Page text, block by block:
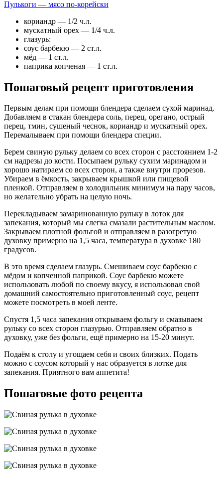
Пулькоги — мясо по-корейски
кориандр — 1/2 ч.л.
мускатный орех — 1/4 ч.л.
глазурь:
соус барбекю — 2 ст.л.
мёд — 1 ст.л.
паприка копченая — 1 ст.л.
Пошаговый рецепт приготовления
Первым делам при помощи блендера сделаем сухой маринад.
Добавляем в стакан блендера соль, перец, орегано, острый
перец, тмин, сушеный чеснок, кориандр и мускатный орех.
Перемалываем при помощи блендера специи.
Берем свиную рульку делаем со всех сторон с расстоянием 1-2
см надрезы до кости. Посыпаем рульку сухим маринадом и
хорошо натираем со всех сторон, а также внутри прорезов.
Убираем в ёмкость, закрываем крышкой или пищевой
пленкой. Отправляем в холодильник минимум на пару часов,
но желательно убрать на целую ночь.
Перекладываем замаринованную рульку в лоток для
запекания, который мы слегка смазали растительным маслом.
Закрываем плотной фольгой и отправляем в разогретую
духовку примерно на 1,5 часа, температура в духовке 180
градусов.
В это время сделаем глазурь. Смешиваем соус барбекю с
мёдом и копченной паприкой. Соус барбекю можете
использовать любой по своему вкусу, я использовал свой
домашний самостоятельно приготовленный соус, рецепт
можете посмотреть в моей ленте.
Спустя 1,5 часа запекания открываем фольгу и смазываем
рульку со всех сторон глазурью. Отправляем обратно в
духовку, уже без фольги, ещё примерно на 15-20 минут.
Подаём к столу и угощаем себя и своих близких. Подать
можно с соусом который у нас образуется в лотке для
запекания. Приятного вам аппетита!
Пошаговые фото рецепта